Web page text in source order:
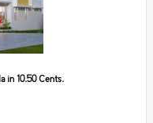
in 10.50 Cents.